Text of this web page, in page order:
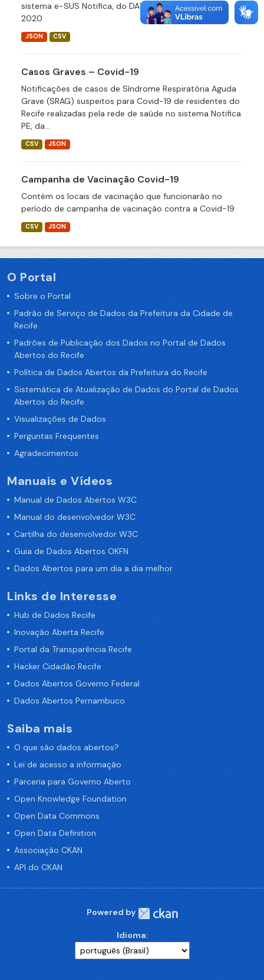
sistema e-SUS Notifica, do DATASUS desde abril de
2020
JSON CSV
Casos Graves – Covid-19
Notificações de casos de Síndrome Respiratória Aguda
Grave (SRAG) suspeitos para Covid-19 de residentes do
Recife realizadas pela rede de saúde no sistema Notifica
PE, da...
CSV JSON
Campanha de Vacinação Covid-19
Contém os locais de vacinação que funcionarão no
período de campanha de vacinação contra a Covid-19
CSV JSON
O Portal
Sobre o Portal
Padrão de Serviço de Dados da Prefeitura da Cidade de
Recife
Padrões de Publicação dos Dados no Portal de Dados
Abertos do Recife
Política de Dados Abertos da Prefeitura do Recife
Sistemática de Atualização de Dados do Portal de Dados
Abertos do Recife
Visualizações de Dados
Perguntas Frequentes
Agradecimentos
Manuais e Vídeos
Manual de Dados Abertos W3C
Manual do desenvolvedor W3C
Cartilha do desenvolvedor W3C
Guia de Dados Abertos OKFN
Dados Abertos para um dia a dia melhor
Links de Interesse
Hub de Dados Recife
Inovação Aberta Recife
Portal da Transparência Recife
Hacker Cidadão Recife
Dados Abertos Governo Federal
Dados Abertos Pernambuco
Saiba mais
O que são dados abertos?
Lei de acesso a informação
Parceria para Governo Aberto
Open Knowledge Foundation
Open Data Commons
Open Data Definition
Associação CKAN
API do CKAN
Powered by
Idioma